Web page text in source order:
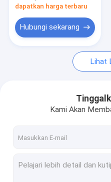
Kontrol Kualitas
Hubungi Kami
Jammer Sinyal Ponsel
Jammer Sinyal Ponsel
dapatkan harga terbaru
Hubungi sekarang
Lihat
Kami Akan